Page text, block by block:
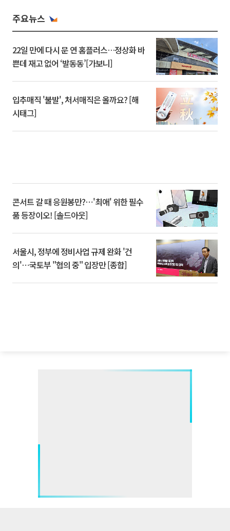
주요뉴스
22일 만에 다시 문 연 홈플러스…정상화 바
쁜데 재고 없어 ‘발동동’[가보니]
입추매직 '불발', 처서매직은 올까요? [해
시태그]
콘서트 갈 때 응원봉만?⋯'최애' 위한 필수
품 등장이오! [솔드아웃]
서울시, 정부에 정비사업 규제 완화 '건
의'⋯국토부 "협의 중" 입장만 [종합]